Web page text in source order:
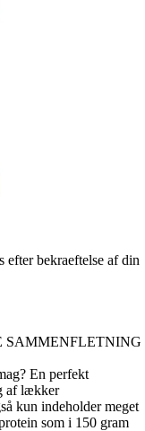
efter bekraeftelse af din
SAMMENFLETNING
En perfekt
af lækker
kun indeholder meget
som i 150 gram